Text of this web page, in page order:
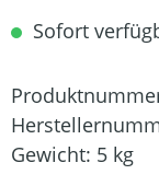
Sofort
Gewicht: 5 kg